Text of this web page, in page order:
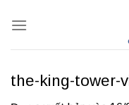
qua
the-king-tower-